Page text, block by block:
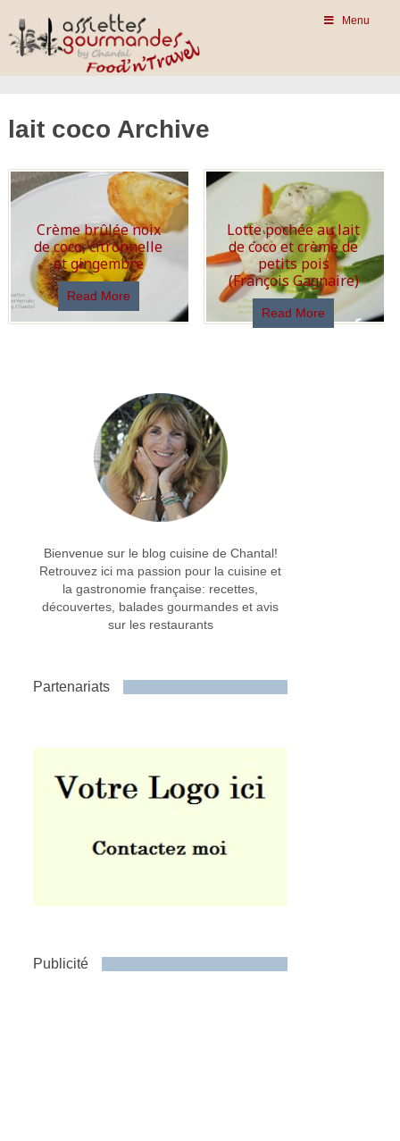
Menu
lait coco Archive
Crème brûlée noix
de coco, citronnelle
et gingembre
Read More
Lotte pochée au lait
de coco et crème de
petits pois
(François Gagnaire)
Read More
Bienvenue sur le blog cuisine de Chantal!
Retrouvez ici ma passion pour la cuisine et
la gastronomie française: recettes,
découvertes, balades gourmandes et avis
sur les restaurants
Partenariats
Publicité